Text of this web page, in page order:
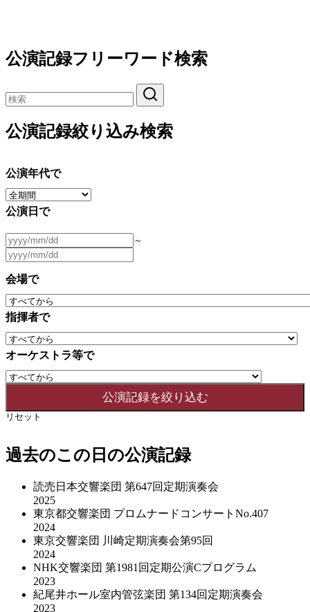
公演記録フリーワード検索
公演記録絞り込み検索
公演年代で
公演日で
～
会場で
指揮者で
オーケストラ等で
リセット
過去のこの日の公演記録
読売日本交響楽団 第647回定期演奏会
2025
東京都交響楽団 プロムナードコンサートNo.407
2024
東京交響楽団 川崎定期演奏会第95回
2024
NHK交響楽団 第1981回定期公演Cプログラム
2023
紀尾井ホール室内管弦楽団 第134回定期演奏会
2023